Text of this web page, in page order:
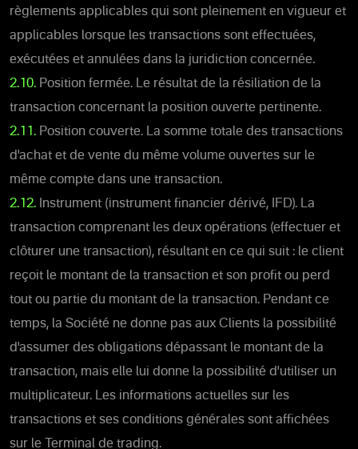
règlements applicables qui sont pleinement en vigueur et
applicables lorsque les transactions sont effectuées,
exécutées et annulées dans la juridiction concernée.
2.10. Position fermée. Le résultat de la résiliation de la
transaction concernant la position ouverte pertinente.
2.11. Position couverte. La somme totale des transactions
d'achat et de vente du même volume ouvertes sur le
même compte dans une transaction.
2.12. Instrument (instrument financier dérivé, IFD). La
transaction comprenant les deux opérations (effectuer et
clôturer une transaction), résultant en ce qui suit : le client
reçoit le montant de la transaction et son profit ou perd
tout ou partie du montant de la transaction. Pendant ce
temps, la Société ne donne pas aux Clients la possibilité
d'assumer des obligations dépassant le montant de la
transaction, mais elle lui donne la possibilité d'utiliser un
multiplicateur. Les informations actuelles sur les
transactions et ses conditions générales sont affichées
sur le Terminal de trading.